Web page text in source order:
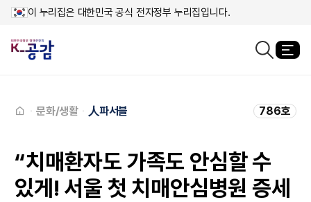
이 누리집은 대한민국 공식 전자정부 누리집입니다.
문화/생활 人파서블 786호
“치매환자도 가족도 안심할 수
있게! 서울 첫 치매안심병원 증세